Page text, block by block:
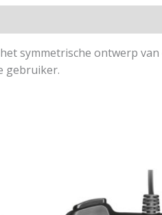
symmetrische ontwerp
gebruiker.